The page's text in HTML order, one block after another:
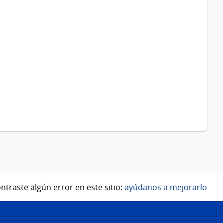
algún error en este sitio: ayúdanos a mejorarlo